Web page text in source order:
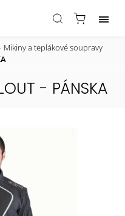
Mikiny a teplákové soupravy
- PÁNSKA